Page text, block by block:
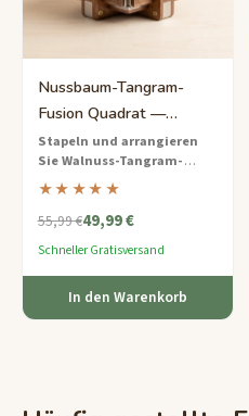
Nussbaum-Tangram-
Fusion Quadrat —
Experten-Mehrschicht-
Herausforderung
Stapeln und arrangieren
Sie Walnuss-Tangram-
Schichten
zu einem perfekten
Quadrat — ein Expertenniveau,
multidimensionales Puzzle für
★★★★★
55,99 €49,99 €
Schneller Gratisversand
In den Warenkorb